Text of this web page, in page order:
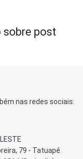
sobre post
nas redes sociais:
79 - Tatuapé